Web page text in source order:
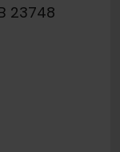
23748